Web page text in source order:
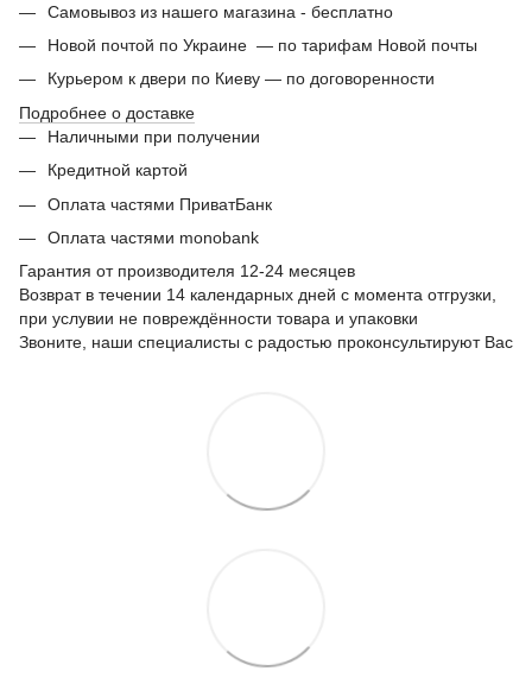
Самовывоз из нашего магазина - бесплатно
Новой почтой по Украине — по тарифам Новой почты
Курьером к двери по Киеву — по договоренности
Подробнее о доставке
Наличными при получении
Кредитной картой
Оплата частями ПриватБанк
Оплата частями monobank
Гарантия от производителя 12-24 месяцев
Возврат в течении 14 календарных дней с момента отгрузки,
при услувии не повреждённости товара и упаковки
Звоните, наши специалисты с радостью проконсультируют Вас